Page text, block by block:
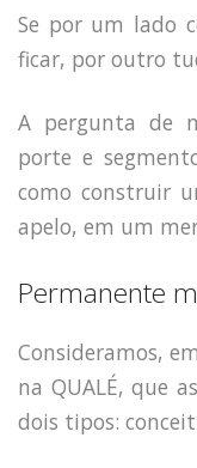
Se por um lado
ficar, por outro
A pergunta de
porte e
como construir
apelo, em um
Permanente
Consideramos,
na QUALÉ, que
dois tipos: